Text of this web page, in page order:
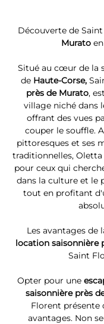
Découverte de
Murato en
Situé au cœur de la
de Haute-Corse,
près de Murato,
village niché dans
offrant des vues
couper le souffle.
pittoresques et ses
traditionnelles,
pour ceux qui
dans la culture et le
tout en profitant
Les avantages de
location saisonnière
Saint
Opter pour une
saisonnière près
Florent présente
avantages. Non